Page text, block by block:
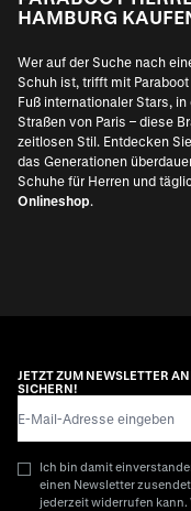
HAMBURG
Wer auf der Suche nach
Schuh ist, trifft mit
Fuß internationaler Stars,
Straßen von Paris – diese
zeitlosen Stil. Entdecken
das Generationen
Schuhe für Herren und
Onlineshop.
JETZT ZUM NEWSLETTER
SICHERN!
Ich bin damit
einen Newsletter
jederzeit widerrufen